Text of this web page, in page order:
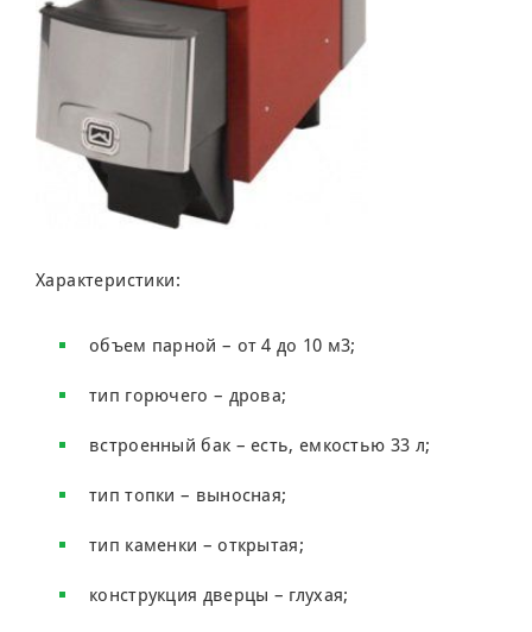
Характеристики:
объем парной – от 4 до 10 м3;
тип горючего – дрова;
встроенный бак – есть, емкостью 33 л;
тип топки – выносная;
тип каменки – открытая;
конструкция дверцы – глухая;